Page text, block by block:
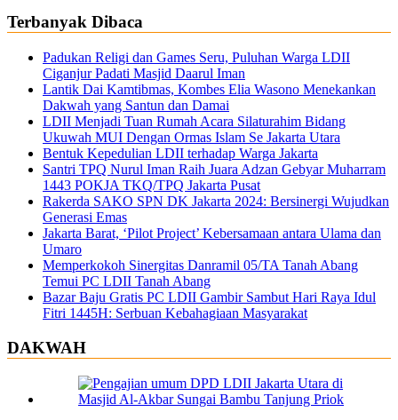
Terbanyak Dibaca
Padukan Religi dan Games Seru, Puluhan Warga LDII
Ciganjur Padati Masjid Daarul Iman
Lantik Dai Kamtibmas, Kombes Elia Wasono Menekankan
Dakwah yang Santun dan Damai
LDII Menjadi Tuan Rumah Acara Silaturahim Bidang
Ukuwah MUI Dengan Ormas Islam Se Jakarta Utara
Bentuk Kepedulian LDII terhadap Warga Jakarta
Santri TPQ Nurul Iman Raih Juara Adzan Gebyar Muharram
1443 POKJA TKQ/TPQ Jakarta Pusat
Rakerda SAKO SPN DK Jakarta 2024: Bersinergi Wujudkan
Generasi Emas
Jakarta Barat, ‘Pilot Project’ Kebersamaan antara Ulama dan
Umaro
Memperkokoh Sinergitas Danramil 05/TA Tanah Abang
Temui PC LDII Tanah Abang
Bazar Baju Gratis PC LDII Gambir Sambut Hari Raya Idul
Fitri 1445H: Serbuan Kebahagiaan Masyarakat
DAKWAH